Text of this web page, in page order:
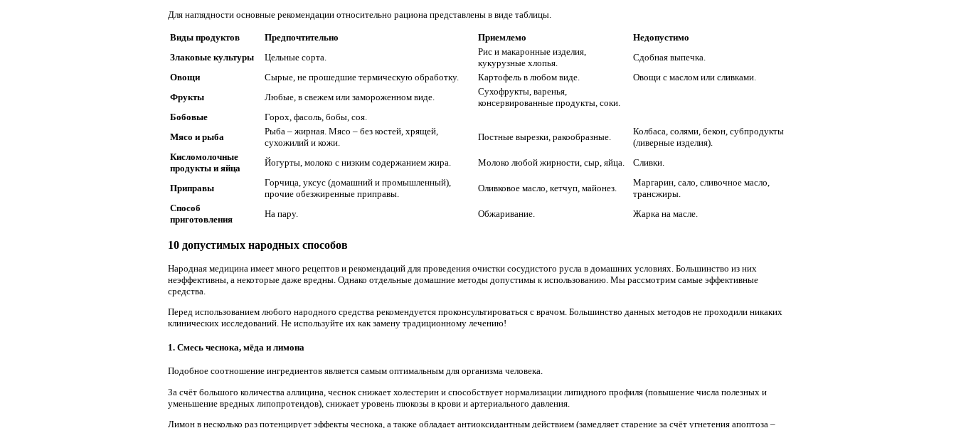
Для наглядности основные рекомендации относительно рациона представлены в виде таблицы.
Виды продуктов Предпочтительно Приемлемо
Недопустимо
Злаковые культуры
Цельные сорта.
Рис и макаронные изделия,
кукурузные хлопья.
Сдобная выпечка.
Овощи
Сырые, не прошедшие термическую обработку. Картофель в любом виде.
Овощи с маслом или сливками.
Фрукты
Любые, в свежем или замороженном виде.
Сухофрукты, варенья,
консервированные продукты, соки.
Бобовые
Горох, фасоль, бобы, соя.
Мясо и рыба
Рыба – жирная. Мясо – без костей, хрящей,
сухожилий и кожи.
Постные вырезки, ракообразные.
Колбаса, солями, бекон, субпродукты
(ливерные изделия).
Кисломолочные
продукты и яйца
Йогурты, молоко с низким содержанием жира. Молоко любой жирности, сыр, яйца. Сливки.
Приправы
Горчица, уксус (домашний и промышленный),
прочие обезжиренные приправы.
Оливковое масло, кетчуп, майонез.
Маргарин, сало, сливочное масло,
трансжиры.
Способ
приготовления
На пару. Обжаривание. Жарка на масле.
10 допустимых народных способов
Народная медицина имеет много рецептов и рекомендаций для проведения очистки сосудистого русла в домашних условиях. Большинство из них
неэффективны, а некоторые даже вредны. Однако отдельные домашние методы допустимы к использованию. Мы рассмотрим самые эффективные
средства.
Перед использованием любого народного средства рекомендуется проконсультироваться с врачом. Большинство данных методов не проходили никаких
клинических исследований. Не используйте их как замену традиционному лечению!
1. Смесь чеснока, мёда и лимона
Подобное соотношение ингредиентов является самым оптимальным для организма человека.
За счёт большого количества аллицина, чеснок снижает холестерин и способствует нормализации липидного профиля (повышение числа полезных и
уменьшение вредных липопротеидов), снижает уровень глюкозы в крови и артериального давления.
Лимон в несколько раз потенцирует эффекты чеснока, а также обладает антиоксидантным действием (замедляет старение за счёт угнетения апоптоза –